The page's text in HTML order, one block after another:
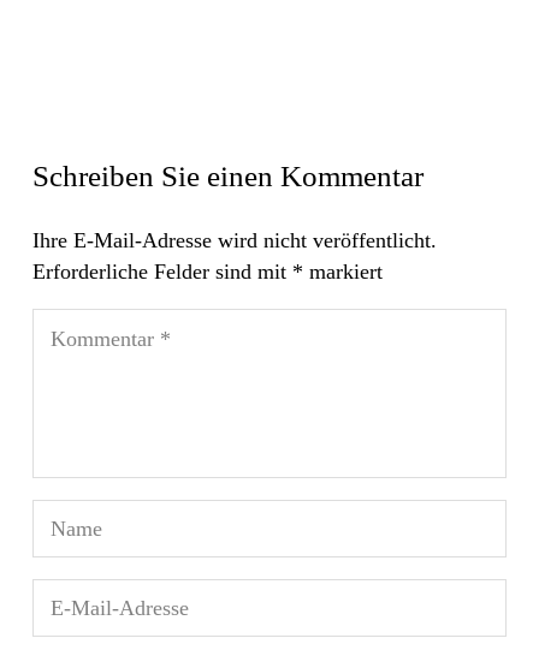
Schreiben Sie einen Kommentar
Ihre E-Mail-Adresse wird nicht veröffentlicht.
Erforderliche Felder sind mit * markiert